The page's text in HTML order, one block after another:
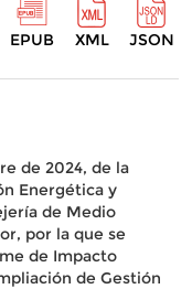
EPUB XML JSON
de 2024, de la
Energética y
de Medio
por la que se
de Impacto
de Gestión